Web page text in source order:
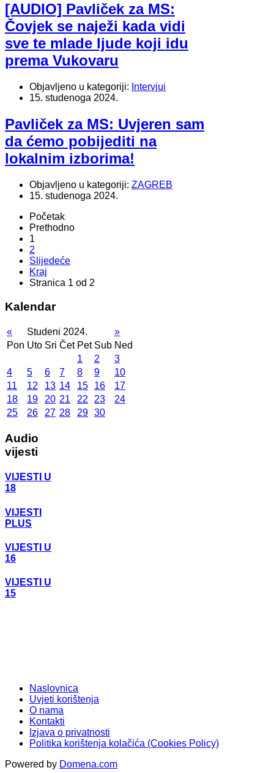
[AUDIO] Pavliček za MS:
Čovjek se naježi kada vidi
sve te mlade ljude koji idu
prema Vukovaru
Objavljeno u kategoriji: Intervjui
15. studenoga 2024.
Pavliček za MS: Uvjeren sam
da ćemo pobijediti na
lokalnim izborima!
Objavljeno u kategoriji: ZAGREB
15. studenoga 2024.
Početak
Prethodno
1
2
Slijedeće
Kraj
Stranica 1 od 2
Kalendar
« Studeni 2024.
»
Pon Uto Sri Čet Pet Sub Ned
1
2
3
4
5 6 7 8 9
10
11
12 13 14 15 16
17
18
19 20 21 22 23
24
25
26 27 28 29 30
Audio
vijesti
VIJESTI U
18
VIJESTI
PLUS
VIJESTI U
16
VIJESTI U
15
Naslovnica
Uvjeti korištenja
O nama
Kontakti
Izjava o privatnosti
Politika korištenja kolačića (Cookies Policy)
Powered by Domena.com